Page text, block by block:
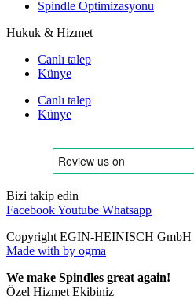
Spindle Optimizasyonu
Hukuk & Hizmet
Canlı talep
Künye
Canlı talep
Künye
Bizi takip edin
FacebookYoutube Whatsapp
Copyright EGIN-HEINISCH
Made with by ogma
We make Spindles great again!
Özel Hizmet Ekibiniz